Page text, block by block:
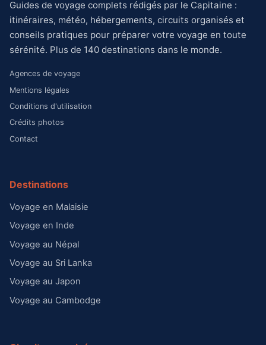
Guides de voyage complets rédigés par le Capitaine :
itinéraires, météo, hébergements, circuits organisés et
conseils pratiques pour préparer votre voyage en toute
sérénité. Plus de 140 destinations dans le monde.
Agences de voyage
Mentions légales
Conditions d'utilisation
Crédits photos
Contact
Destinations
Voyage en Malaisie
Voyage en Inde
Voyage au Népal
Voyage au Sri Lanka
Voyage au Japon
Voyage au Cambodge